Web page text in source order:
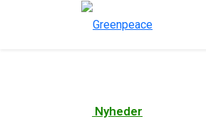
Nyheder